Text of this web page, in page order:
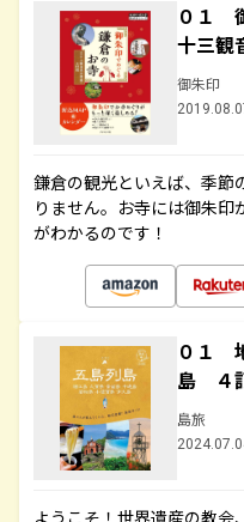
０１
十三
御朱印
鎌倉の観光といえば、季節
りません。お寺には御朱印
がわかるのです！
０１
島 ４
島旅
ようこそ！世界遺産の教会